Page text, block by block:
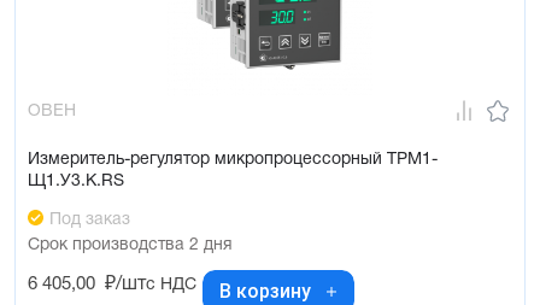
ОВЕН
Измеритель-регулятор микропроцессорный ТРМ1-
Щ1.У3.К.RS
Под заказ
Срок производства 2 дня
6 405,00 ₽/штс НДС В корзину